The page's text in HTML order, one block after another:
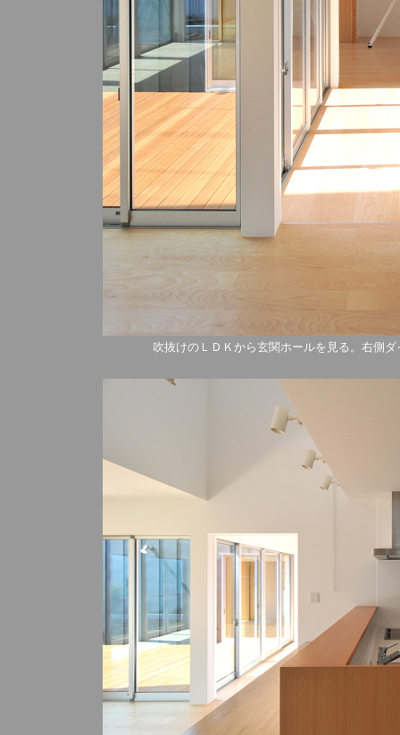
吹抜けのＬＤＫから玄関ホールを見る。右側